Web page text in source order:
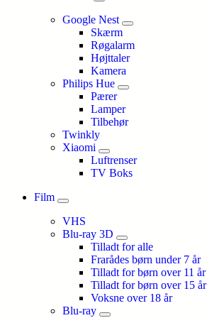
Google Nest
Skærm
Røgalarm
Højttaler
Kamera
Philips Hue
Pærer
Lamper
Tilbehør
Twinkly
Xiaomi
Luftrenser
TV Boks
Film
VHS
Blu-ray 3D
Tilladt for alle
Frarådes børn under 7 år
Tilladt for børn over 11 år
Tilladt for børn over 15 år
Voksne over 18 år
Blu-ray